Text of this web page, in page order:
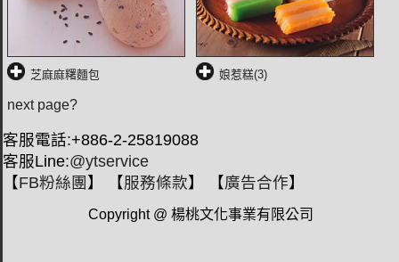
芝麻麻糬麵包 娘惹糕(3)
next page?
客服電話:+886-2-25819088
客服Line:@ytservice
【FB粉絲團 】 【服務條款】 【廣告合作】
Copyright @ 楊桃文化事業有限公司